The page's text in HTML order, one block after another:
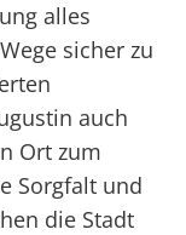
alles
sicher zu
auch
Ort zum
Sorgfalt und
die Stadt